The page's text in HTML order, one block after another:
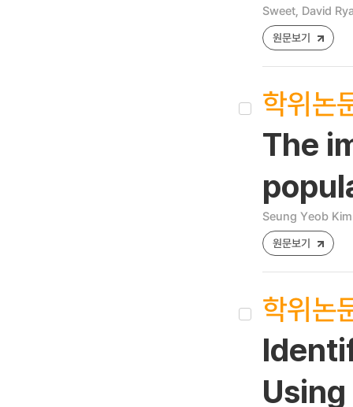
Sweet, David
원문보기
학위논
The
Seung Yeob Kim
원문보기
학위논